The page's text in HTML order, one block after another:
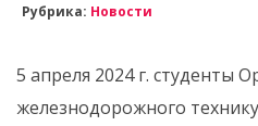
Рубрика: Новости
5 апреля 2024 г. студенты
железнодорожного